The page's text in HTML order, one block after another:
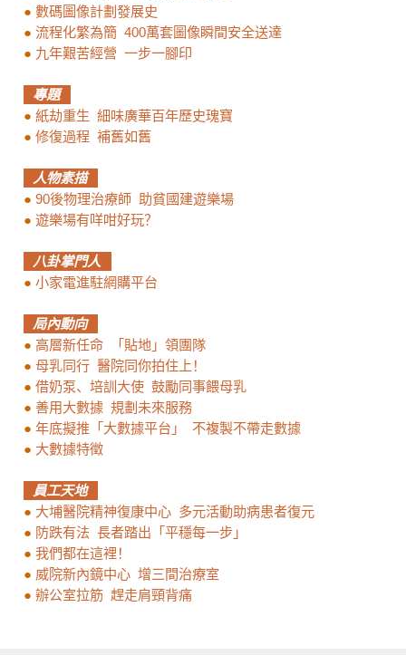
● 數碼圖像計劃發展史
● 流程化繁為簡 400萬套圖像瞬間安全送達
● 九年艱苦經營 一步一腳印
專題
● 紙劫重生 細味廣華百年歷史瑰寶
● 修復過程 補舊如舊
人物素描
● 90後物理治療師 助貧國建遊樂場
● 遊樂場有咩咁好玩？
八卦掌門人
● 小家電進駐網購平台
局內動向
● 高層新任命 「貼地」領團隊
● 母乳同行 醫院同你拍住上！
● 借奶泵、培訓大使 鼓勵同事餵母乳
● 善用大數據 規劃未來服務
● 年底擬推「大數據平台」 不複製不帶走數據
● 大數據特徵
員工天地
● 大埔醫院精神復康中心 多元活動助病患者復元
● 防跌有法 長者踏出「平穩每一步」
● 我們都在這裡！
● 威院新內鏡中心 增三間治療室
● 辦公室拉筋 趕走肩頸背痛